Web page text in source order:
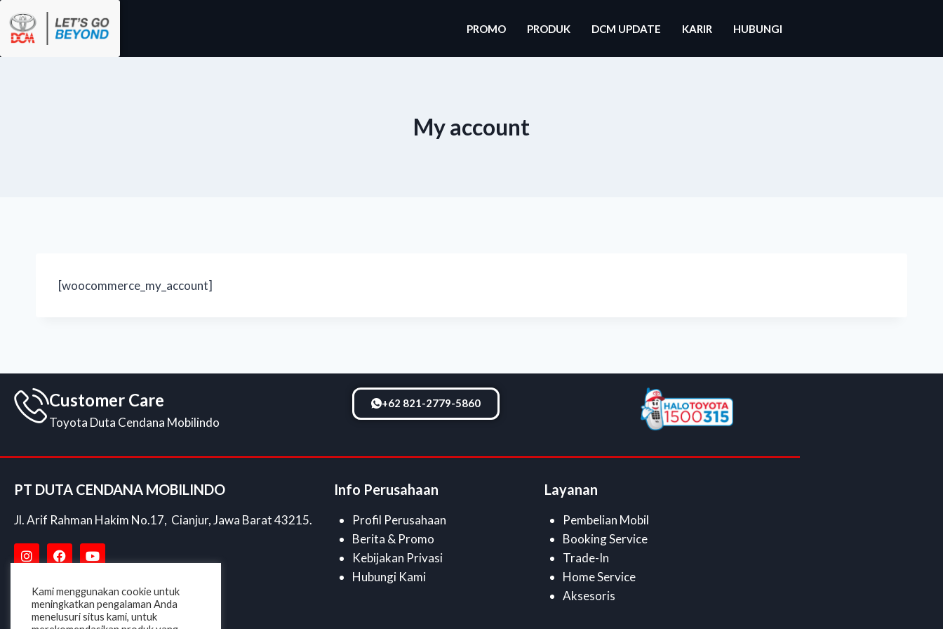
PROMO PRODUK DCM UPDATE KARIR HUBUNGI
My account
[woocommerce_my_account]
Customer Care
Toyota Duta Cendana Mobilindo
+62 821-2779-5860
PT DUTA CENDANA MOBILINDO
Jl. Arif Rahman Hakim No.17, Cianjur, Jawa Barat 43215.
Info Perusahaan
Profil Perusahaan
Berita & Promo
Kebijakan Privasi
Hubungi Kami
Layanan
Pembelian Mobil
Booking Service
Trade-In
Home Service
Aksesoris
Kami menggunakan cookie untuk
meningkatkan pengalaman Anda
menelusuri situs kami, untuk